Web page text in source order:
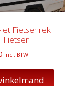
Fietsenrek
Fietsen
incl. BTW